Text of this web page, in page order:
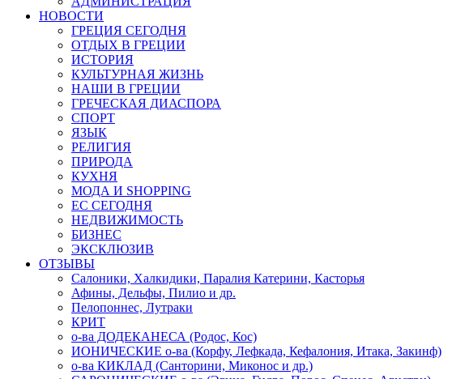
НОВОСТИ
ГРЕЦИЯ СЕГОДНЯ
ОТДЫХ В ГРЕЦИИ
ИСТОРИЯ
КУЛЬТУРНАЯ ЖИЗНЬ
НАШИ В ГРЕЦИИ
ГРЕЧЕСКАЯ ДИАСПОРА
СПОРТ
ЯЗЫК
РЕЛИГИЯ
ПРИРОДА
КУХНЯ
МОДА И SHOPPING
ЕС СЕГОДНЯ
НЕДВИЖИМОСТЬ
БИЗНЕС
ЭКСКЛЮЗИВ
ОТЗЫВЫ
Салоники, Халкидики, Паралия Катерини, Касторья
Афины, Дельфы, Пилио и др.
Пелопоннес, Лутраки
КРИТ
о-ва ДОДЕКАНЕСА (Родос, Кос)
ИОНИЧЕСКИЕ о-ва (Корфу, Лефкада, Кефалония, Итака, Закинф)
о-ва КИКЛАД (Санторини, Миконос и др.)